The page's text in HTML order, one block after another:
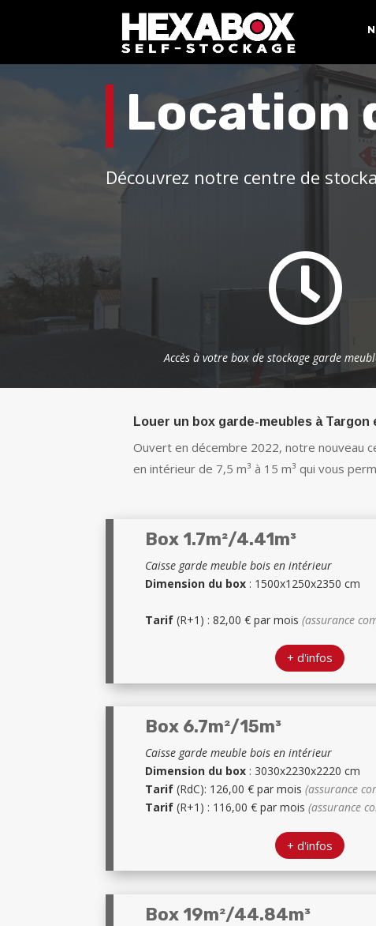
Location
Découvrez notre centre de

Accès à votre box de stockage garde
Louer un box garde-meubles à Targon
Ouvert en décembre 2022, notre nouveau
en intérieur de 7,5 m³ à 15 m³ qui vous
Box 1.7m²/4.41m³
Caisse garde meuble bois en intérieur
Dimension du box : 1500x1250x2350 cm
Tarif (R+1) : 82,00 € par mois(assurance
+ d'infos
Box 6.7m²/15m³
Caisse garde meuble bois en intérieur
Dimension du box : 3030x2230x2220 cm
Tarif (RdC): 126,00 € par mois(assurance
Tarif (R+1) : 116,00 € par mois(assurance
+ d'infos
Box 19m²/44.84m³